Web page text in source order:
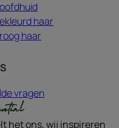
haar
haar
vragen
het ons, wij inspireren